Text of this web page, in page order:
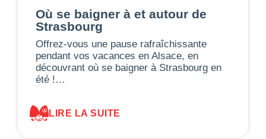
Où se baigner à et autour de
Strasbourg
Offrez-vous une pause rafraîchissante
pendant vos vacances en Alsace, en
découvrant où se baigner à Strasbourg en
été !…
LIRE LA SUITE